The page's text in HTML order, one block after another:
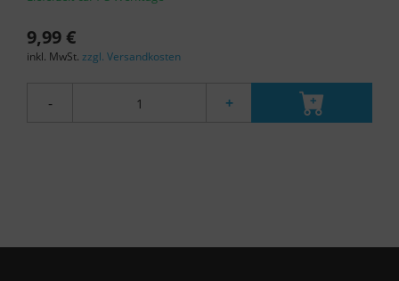
9,99 €
inkl. MwSt. zzgl. Versandkosten
- +